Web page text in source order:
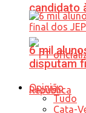
candidato
6 mil
disputam
Opinião
Tudo
Cata-